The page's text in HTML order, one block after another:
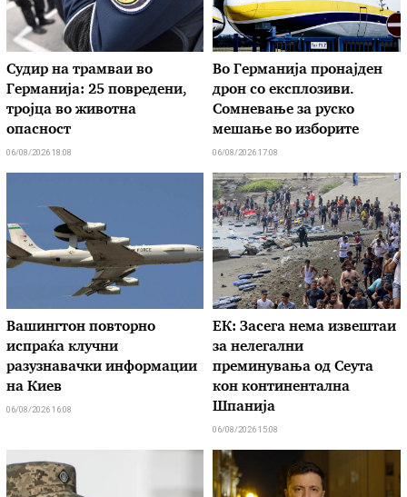
Судир на трамваи во
Германија: 25 повредени,
тројца во животна
опасност
06/08/2026 18:08
Во Германија пронајден
дрон со експлозиви.
Сомневање за руско
мешање во изборите
06/08/2026 17:08
Вашингтон повторно
испраќа клучни
разузнавачки информации
на Киев
06/08/2026 16:08
ЕК: Засега нема извештаи
за нелегални
преминувања од Сеута
кон континентална
Шпанија
06/08/2026 15:08